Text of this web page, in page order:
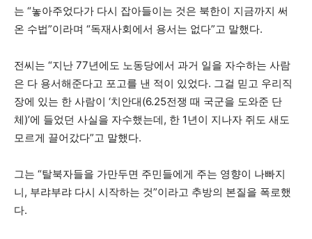
는 “놓아주었다가 다시 잡아들이는 것은 북한이 지금까지 써
온 수법”이라며 “독재사회에서 용서는 없다”고 말했다.
전씨는 “지난 77년에도 노동당에서 과거 일을 자수하는 사람
은 다 용서해준다고 포고를 낸 적이 있었다. 그걸 믿고 우리직
장에 있는 한 사람이 ‘치안대(6.25전쟁 때 국군을 도와준 단
체)’에 들었던 사실을 자수했는데, 한 1년이 지나자 쥐도 새도
모르게 끌어갔다”고 말했다.
그는 “탈북자들을 가만두면 주민들에게 주는 영향이 나빠지
니, 부랴부랴 다시 시작하는 것”이라고 추방의 본질을 폭로했
다.